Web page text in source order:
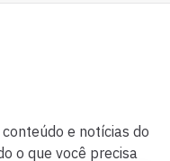
e notícias do
o que você precisa